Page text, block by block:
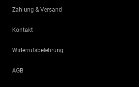
Zahlung & Versand
Kontakt
Widerrufsbelehrung
AGB